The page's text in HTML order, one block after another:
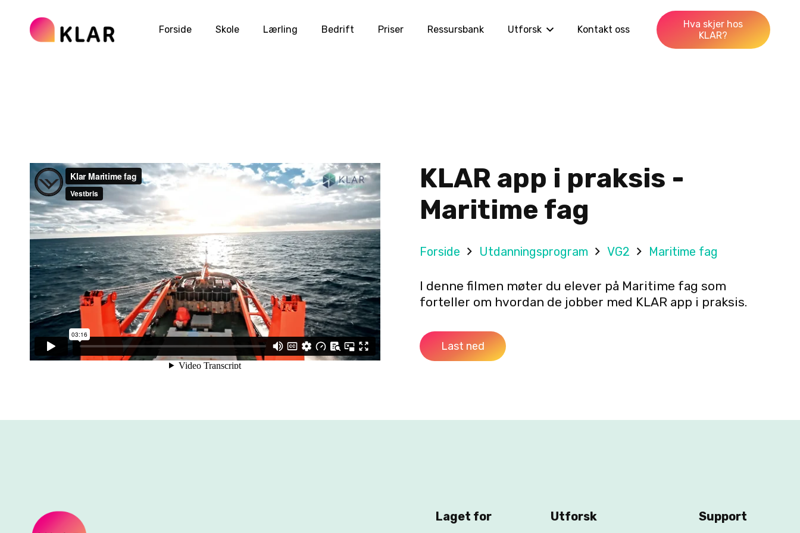
Forside Skole Lærling Bedrift Priser Ressursbank Utforsk Kontakt oss
Hva skjer hos
KLAR?
KLAR app i praksis -
Maritime fag
Forside Utdanningsprogram VG2 Maritime fag
I denne filmen møter du elever på Maritime fag som
forteller om hvordan de jobber med KLAR app i praksis.
Last ned
Laget for Utforsk Support